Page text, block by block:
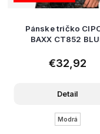
Pánske tričko
BAXX CT852
€32,92
Detail
Modrá